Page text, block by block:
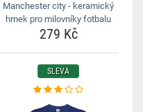
Manchester city - keramický
hrnek pro milovníky fotbalu
279 Kč
SLEVA